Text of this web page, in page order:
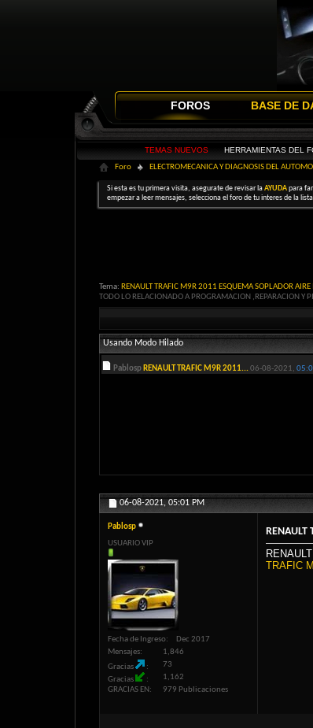
FOROS
TEMAS NUEVOS HERRAMIENTAS DEL
BASE DE
Foro ELECTROMECANICA Y DIAGNOSIS DEL
Si esta es tu primera visita, asegurate de revisar laAYUDApara
empezar a leer mensajes, selecciona el foro de tu interes de la
Tema: RENAULT TRAFIC M9R 2011 ESQUEMA SOPLADOR
TODO LO RELACIONADO A PROGRAMACION ,REPARACION Y
Usando Modo Hilado
PablospRENAULT TRAFIC M9R 2011...06-08-2021,
06-08-2021, 05:01 PM
Pablosp
USUARIO VIP
Fecha de Ingreso
Dec 2017
Mensajes
1,846
Gracias
73
Gracias
1,162
GRACIAS EN
979 Publicaciones
RENAULT
TRAFIC